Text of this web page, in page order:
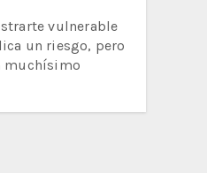
vulnerable
un riesgo, pero
muchísimo